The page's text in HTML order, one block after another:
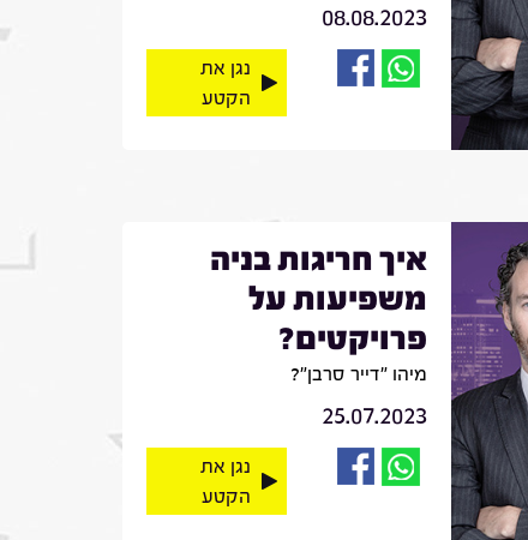
08.08.2023
נגן את
הקטע
איך חריגות בניה
משפיעות על
פרויקטים?
מיהו "דייר סרבן"?
25.07.2023
נגן את
הקטע